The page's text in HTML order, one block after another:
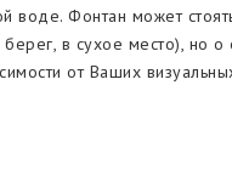
воде. Фонтан может
в сухое место), но о
от Ваших